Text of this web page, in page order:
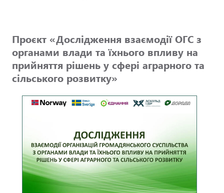
Проєкт «Дослідження взаємодії ОГС з
органами влади та їхнього впливу на
прийняття рішень у сфері аграрного та
сільського розвитку»